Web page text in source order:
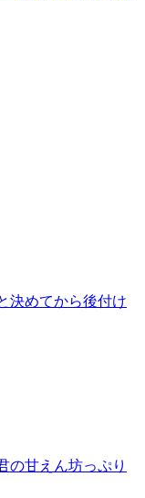
決めてから後付け
の甘えん坊っぷり